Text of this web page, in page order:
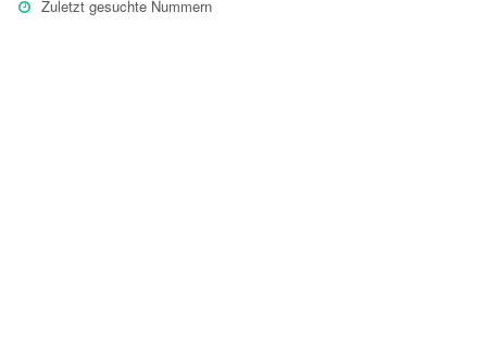
Zuletzt gesuchte Nummern